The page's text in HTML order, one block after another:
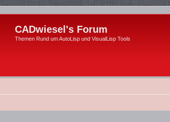
CADwiesel's Forum
Themen Rund um AutoLisp und VisualLisp Tools